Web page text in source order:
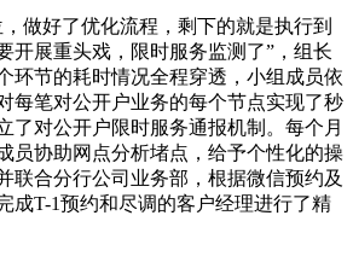
做好了优化流程，剩下的就是执行到
开展重头戏，限时服务监测了”，组长
环节的耗时情况全程穿透，小组成员依
每笔对公开户业务的每个节点实现了秒
了对公开户限时服务通报机制。每个月
员协助网点分析堵点，给予个性化的操
联合分行公司业务部，根据微信预约及
成T-1预约和尽调的客户经理进行了精